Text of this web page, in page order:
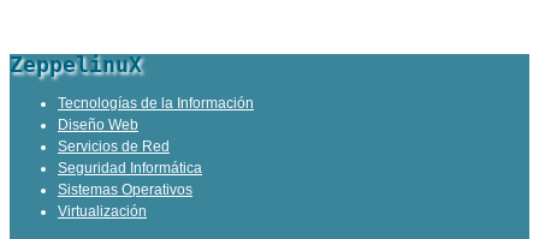
ZeppelinuX
Tecnologías de la Información
Diseño Web
Servicios de Red
Seguridad Informática
Sistemas Operativos
Virtualización